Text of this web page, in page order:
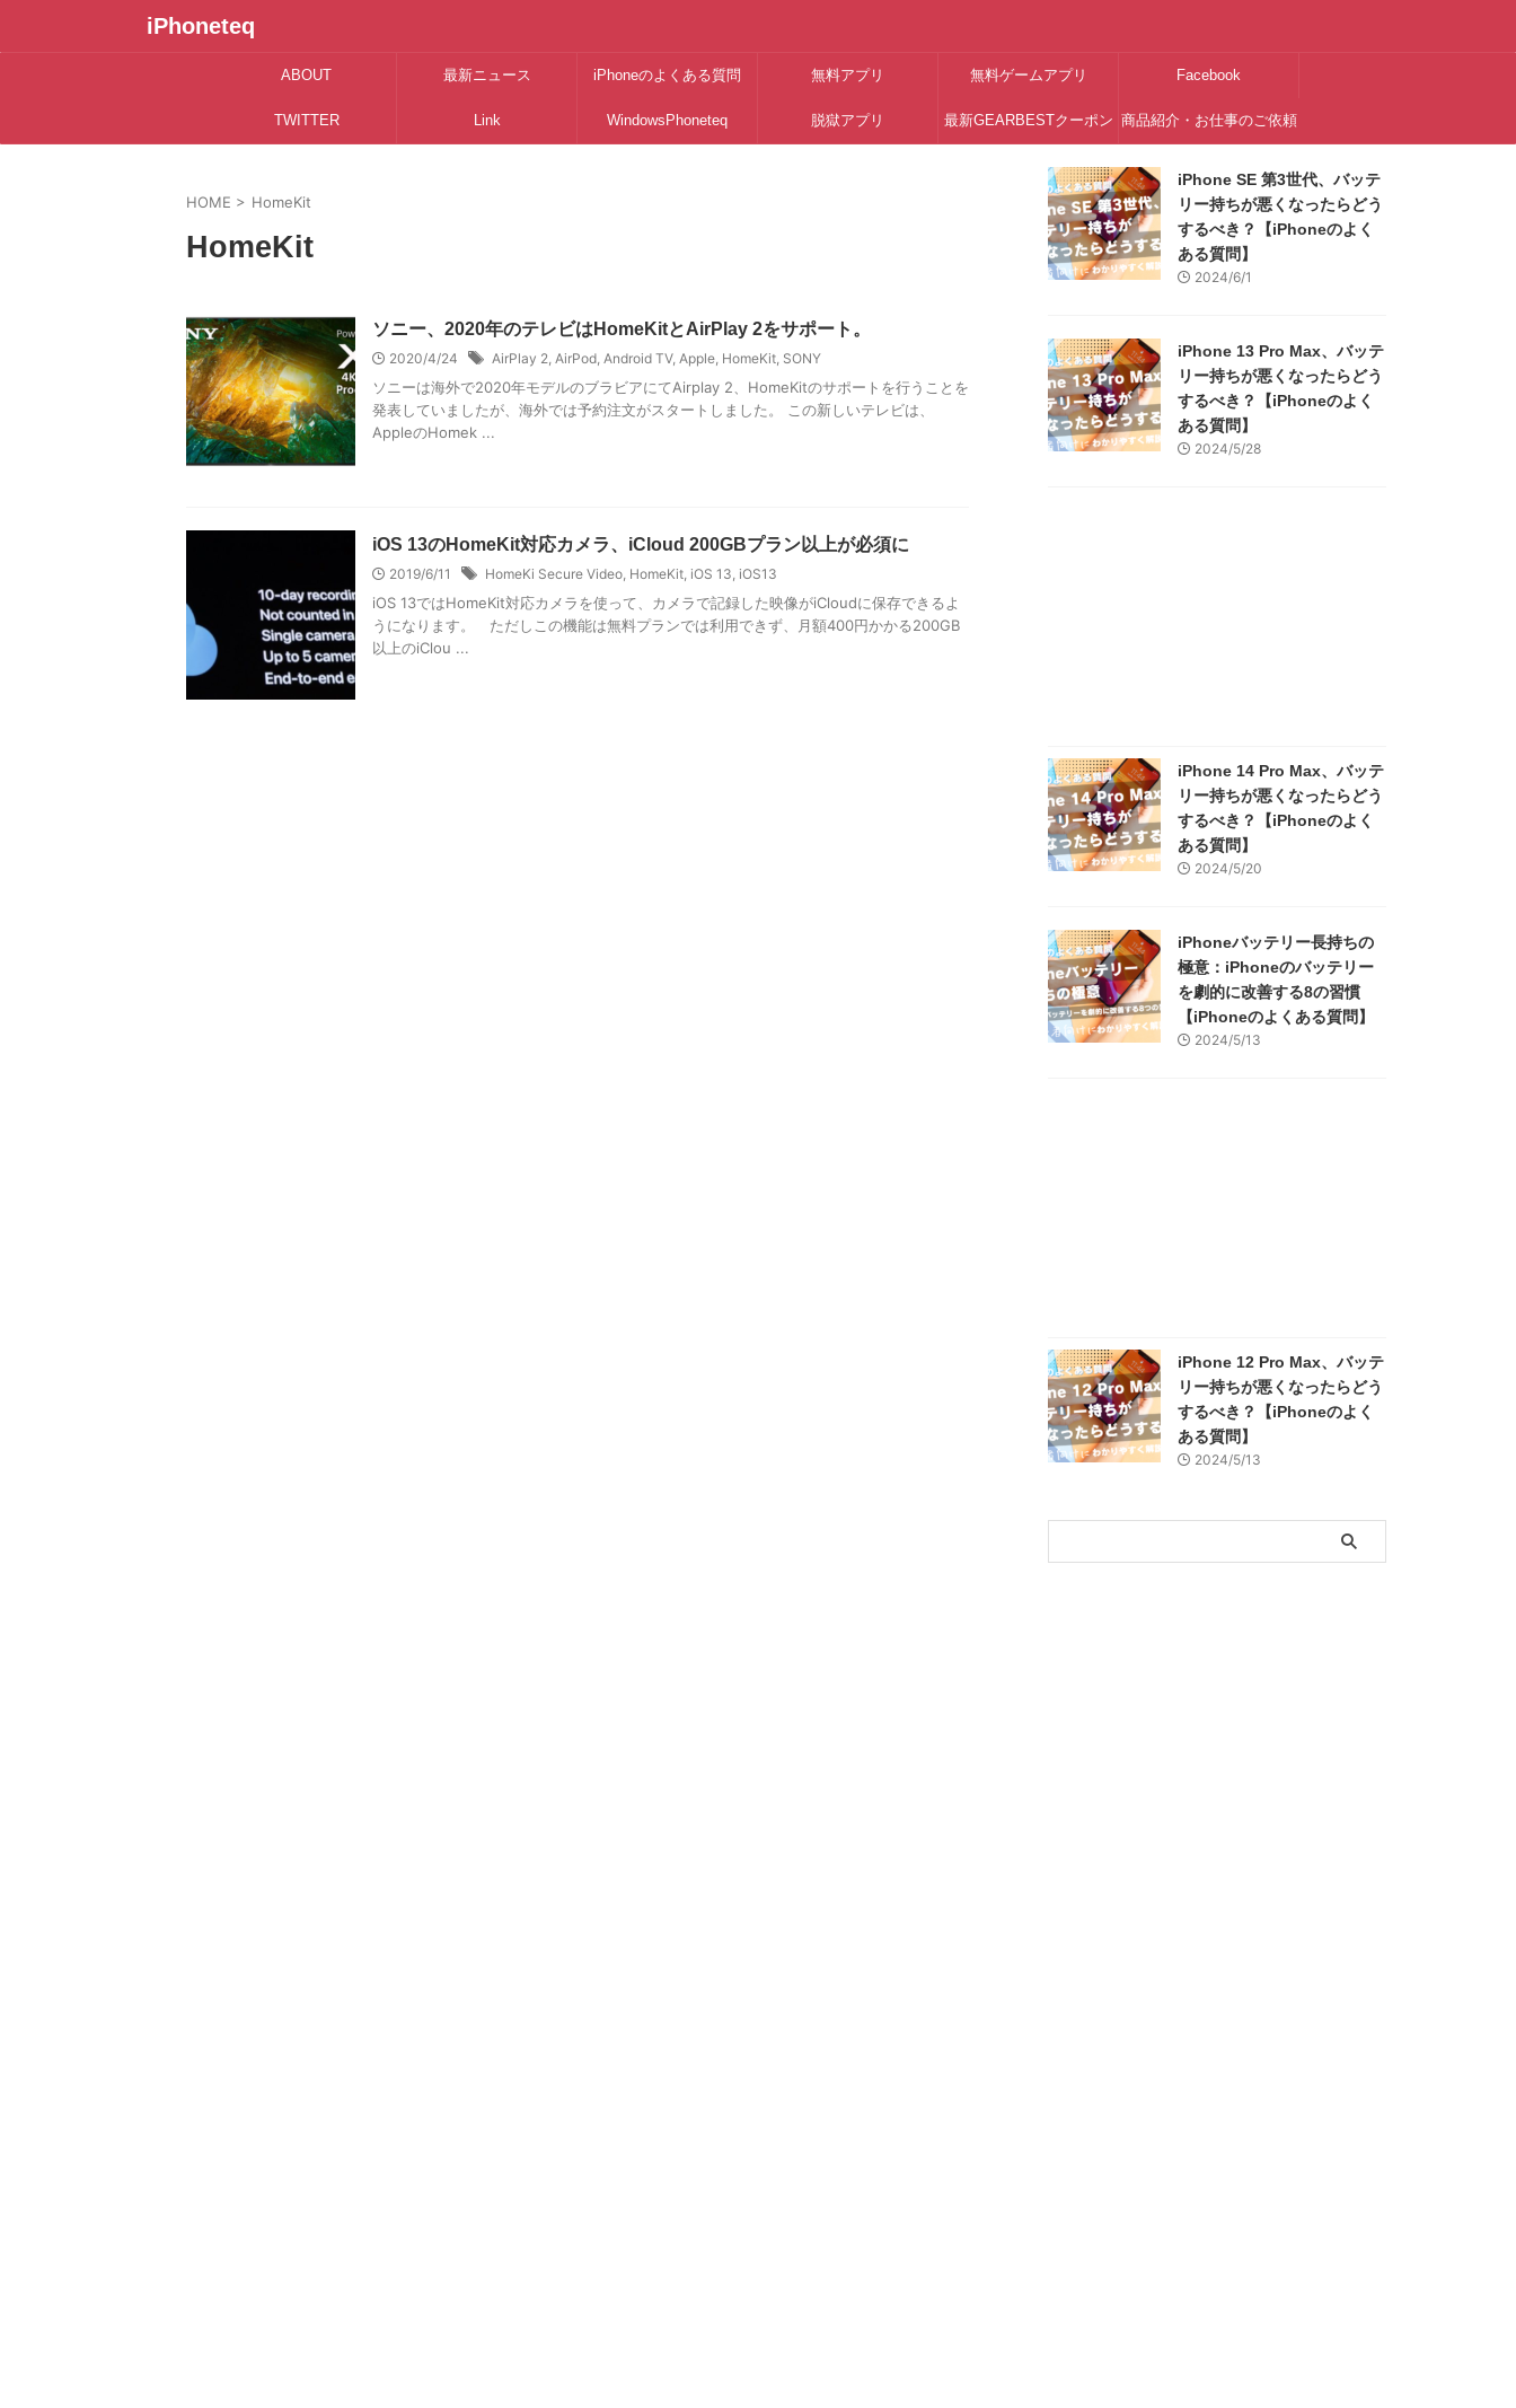
iPhoneteq
ABOUT 最新ニュース iPhoneのよくある質問 無料アプリ 無料ゲームアプリ Facebook
TWITTER Link WindowsPhoneteq 脱獄アプリ 最新GEARBESTクーポン 商品紹介・お仕事のご依頼
HOME > HomeKit
HomeKit
ソニー、2020年のテレビはHomeKitとAirPlay 2をサポート。
2020/4/24 AirPlay 2, AirPod, Android TV, Apple, HomeKit, SONY
ソニーは海外で2020年モデルのブラビアにてAirplay 2、HomeKitのサポートを行うことを
発表していましたが、海外では予約注文がスタートしました。 この新しいテレビは、
AppleのHomek ...
iOS 13のHomeKit対応カメラ、iCloud 200GBプラン以上が必須に
2019/6/11 HomeKi Secure Video, HomeKit, iOS 13, iOS13
iOS 13ではHomeKit対応カメラを使って、カメラで記録した映像がiCloudに保存できるよ
うになります。 ただしこの機能は無料プランでは利用できず、月額400円かかる200GB
以上のiClou ...
iPhone SE 第3世代、バッテ
リー持ちが悪くなったらどう
するべき？【iPhoneのよく
ある質問】
2024/6/1
iPhone 13 Pro Max、バッテ
リー持ちが悪くなったらどう
するべき？【iPhoneのよく
ある質問】
2024/5/28
iPhone 14 Pro Max、バッテ
リー持ちが悪くなったらどう
するべき？【iPhoneのよく
ある質問】
2024/5/20
iPhoneバッテリー長持ちの
極意：iPhoneのバッテリー
を劇的に改善する8の習慣
【iPhoneのよくある質問】
2024/5/13
iPhone 12 Pro Max、バッテ
リー持ちが悪くなったらどう
するべき？【iPhoneのよく
ある質問】
2024/5/13